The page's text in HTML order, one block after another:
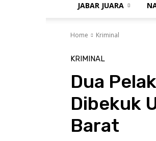
JABAR JUARA
Home Kriminal
KRIMINAL
Dua
Dibekuk
Barat